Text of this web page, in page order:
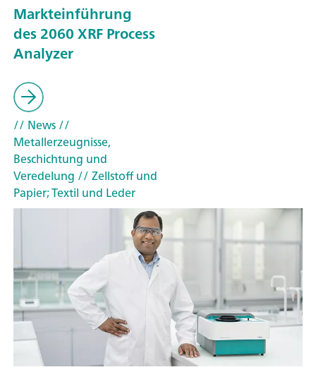
Markteinführung
des 2060 XRF Process
Analyzer
// News//
Metallerzeugnisse,
Beschichtung und
Veredelung // Zellstoff und
Papier; Textil und Leder